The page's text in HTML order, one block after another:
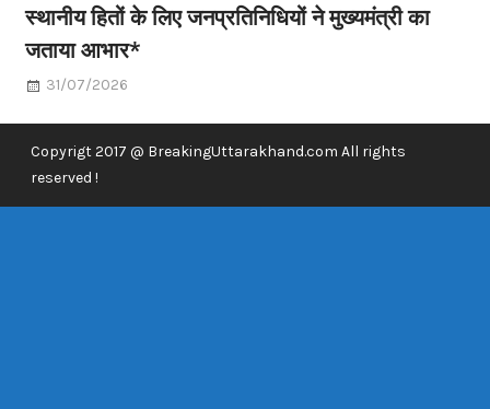
स्थानीय हितों के लिए जनप्रतिनिधियों ने मुख्यमंत्री का
जताया आभार*
31/07/2026
Copyrigt 2017 @ BreakingUttarakhand.com All rights
reserved !